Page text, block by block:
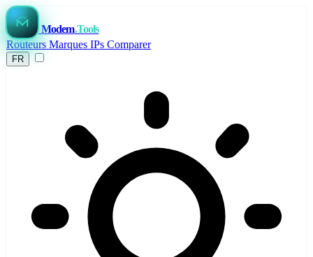
Modem.Tools
Routeurs Marques IPs Comparer
FR